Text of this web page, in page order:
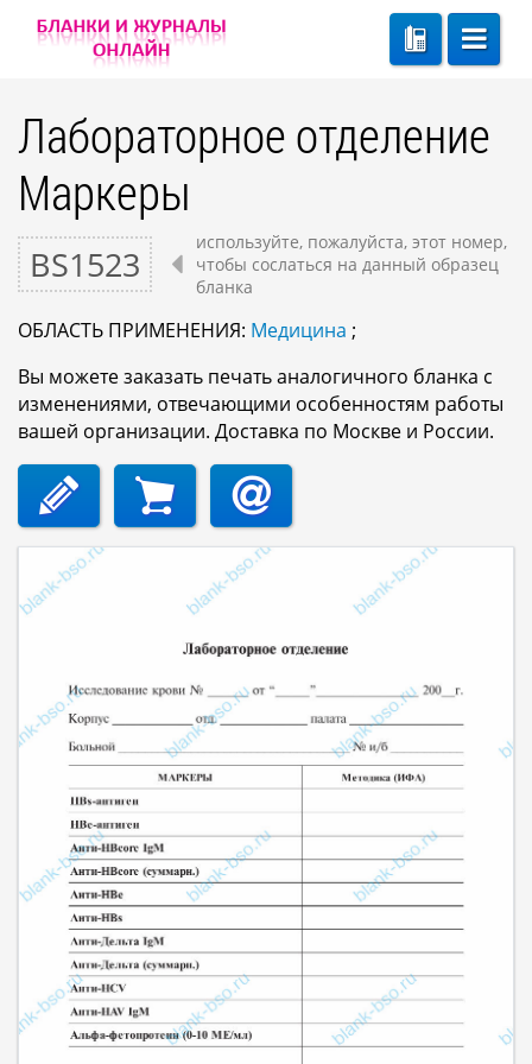
Лабораторное отделение
Маркеры
BS1523
используйте, пожалуйста, этот номер,
чтобы сослаться на данный образец
бланка
ОБЛАСТЬ ПРИМЕНЕНИЯ: Медицина ;
Вы можете заказать печать аналогичного бланка с
изменениями, отвечающими особенностям работы
вашей организации. Доставка по Москве и России.